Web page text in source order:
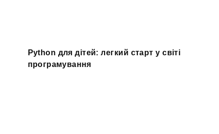
Python для дітей: легкий старт у світі
програмування